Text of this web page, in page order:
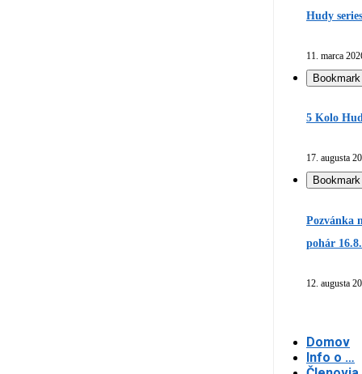
Hudy
11. marca
Bookmark
5 Kolo
17. augusta
Bookmark
Pozvánka
pohár
12. augusta
Domov
Info o …